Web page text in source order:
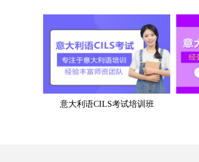
意大利语CILS考试培训班